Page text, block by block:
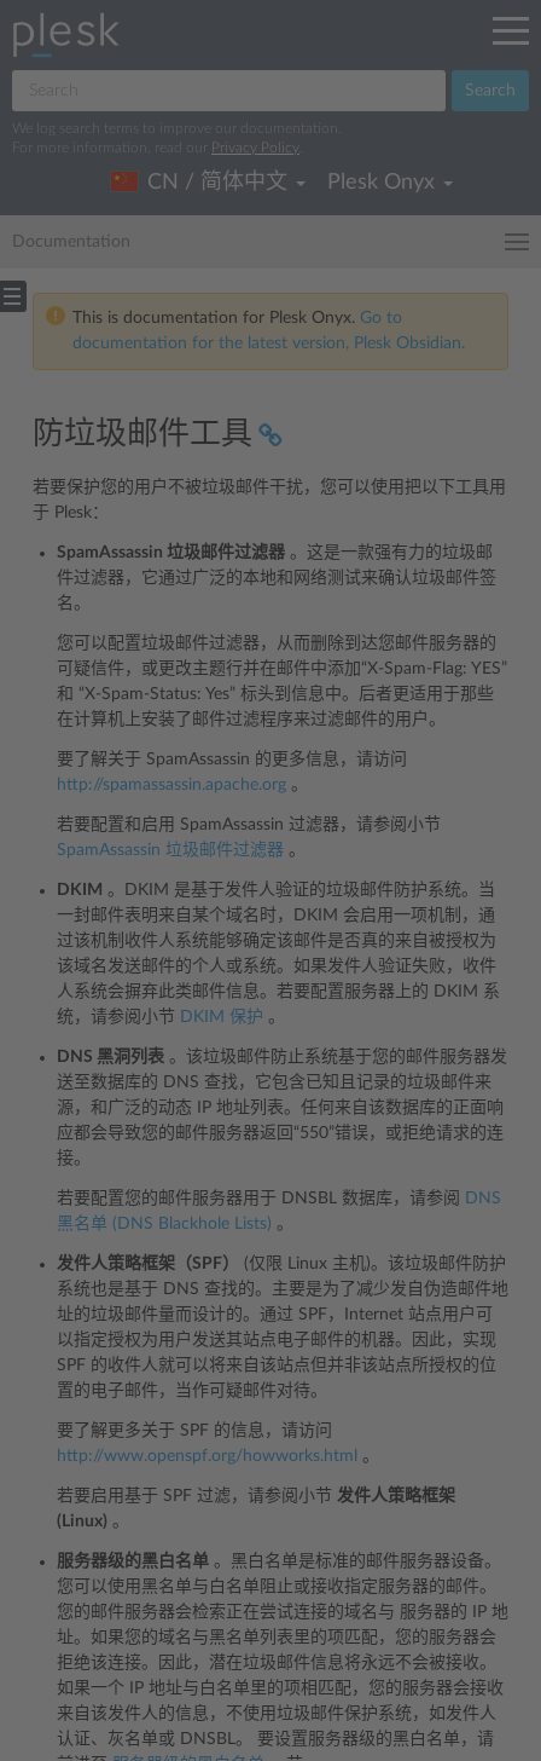
Search
We log search terms to improve our documentation.
For more information, read our
Privacy Policy
CN / 简体中文 Plesk Onyx
Documentation
This is documentation for Plesk Onyx. Go to
documentation for the latest version, Plesk Obsidian.
防垃圾邮件工具
若要保护您的用户不被垃圾邮件干扰，您可以使用把以下工具用
于 Plesk：
SpamAssassin 垃圾邮件过滤器 。这是一款强有力的垃圾邮
件过滤器，它通过广泛的本地和网络测试来确认垃圾邮件签
名。
您可以配置垃圾邮件过滤器，从而删除到达您邮件服务器的
可疑信件，或更改主题行并在邮件中添加“X-Spam-Flag: YES”
和 “X-Spam-Status: Yes” 标头到信息中。后者更适用于那些
在计算机上安装了邮件过滤程序来过滤邮件的用户。
要了解关于 SpamAssassin 的更多信息，请访问
http://spamassassin.apache.org 。
若要配置和启用 SpamAssassin 过滤器，请参阅小节
SpamAssassin 垃圾邮件过滤器 。
DKIM 。DKIM 是基于发件人验证的垃圾邮件防护系统。当
一封邮件表明来自某个域名时，DKIM 会启用一项机制，通
过该机制收件人系统能够确定该邮件是否真的来自被授权为
该域名发送邮件的个人或系统。如果发件人验证失败，收件
人系统会摒弃此类邮件信息。若要配置服务器上的 DKIM 系
统，请参阅小节
DKIM 保护 。
DNS 黑洞列表 。该垃圾邮件防止系统基于您的邮件服务器发
送至数据库的 DNS 查找，它包含已知且记录的垃圾邮件来
源，和广泛的动态 IP 地址列表。任何来自该数据库的正面响
应都会导致您的邮件服务器返回“550”错误，或拒绝请求的连
接。
若要配置您的邮件服务器用于 DNSBL 数据库，请参阅
DNS
黑名单 (DNS Blackhole Lists) 。
发件人策略框架（SPF）
(仅限 Linux 主机)。该垃圾邮件防护
系统也是基于 DNS 查找的。主要是为了减少发自伪造邮件地
址的垃圾邮件量而设计的。通过 SPF，Internet 站点用户可
以指定授权为用户发送其站点电子邮件的机器。因此，实现
SPF 的收件人就可以将来自该站点但并非该站点所授权的位
置的电子邮件，当作可疑邮件对待。
要了解更多关于 SPF 的信息，请访问
http://www.openspf.org/howworks.html 。
若要启用基于 SPF 过滤，请参阅小节 发件人策略框架
(Linux) 。
服务器级的黑白名单 。黑白名单是标准的邮件服务器设备。
您可以使用黑名单与白名单阻止或接收指定服务器的邮件。
您的邮件服务器会检索正在尝试连接的域名与 服务器的 IP 地
址。如果您的域名与黑名单列表里的项匹配，您的服务器会
拒绝该连接。因此，潜在垃圾邮件信息将永远不会被接收。
如果一个 IP 地址与白名单里的项相匹配，您的服务器会接收
来自该发件人的信息，不使用垃圾邮件保护系统，如发件人
认证、灰名单或 DNSBL。 要设置服务器级的黑白名单，请